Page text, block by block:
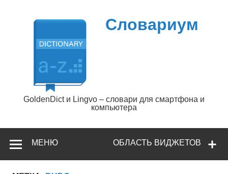
содержимому
Словариум
GoldenDict и Lingvo – словари для смартфона и
компьютера
ОБЛАСТЬ ВИДЖЕТОВ
МЕНЮ